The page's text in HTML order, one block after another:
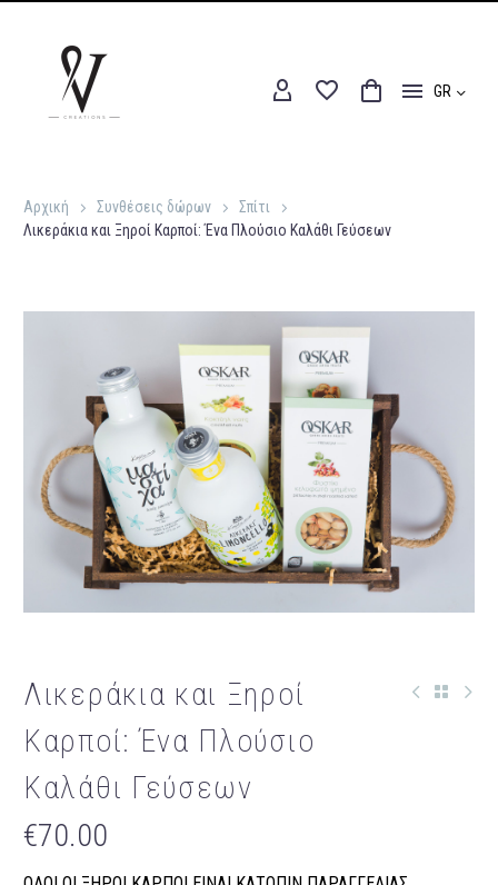
GR
Αρχική
Αρχική Συνθέσεις δώρων
Σπίτι
Λικεράκια και Ξηροί Καρποί: Ένα Πλούσιο Καλάθι Γεύσεων
Λικεράκια και Ξηροί
Καρποί: Ένα Πλούσιο
Καλάθι Γεύσεων
€70.00